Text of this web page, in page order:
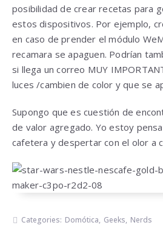
posibilidad de crear recetas para
estos dispositivos. Por ejemplo,
en caso de prender el módulo
recamara se apaguen. Podrían
si llega un correo MUY
luces /cambien de color y que se
Supongo que es cuestión de
de valor agregado. Yo estoy
cafetera y despertar con el olor a
Categories: Domótica, Geeks, Nerds